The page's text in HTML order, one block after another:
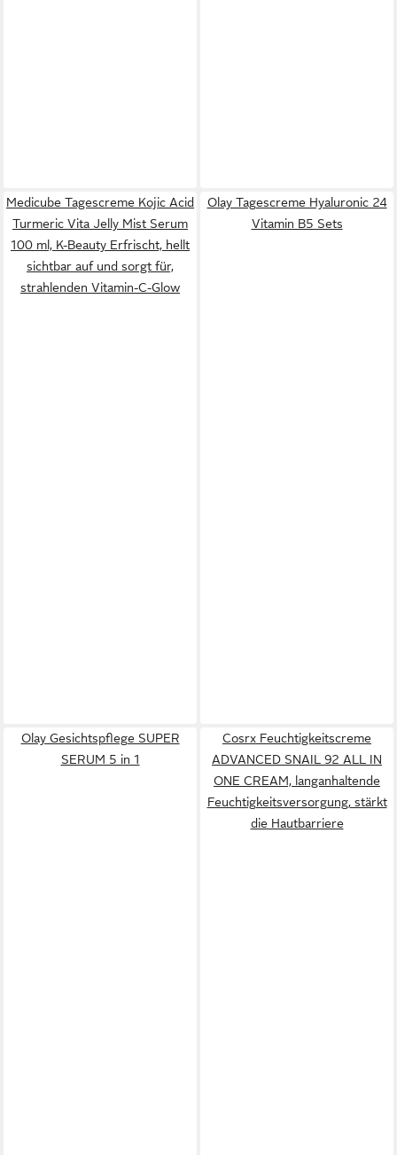
Medicube Tagescreme Kojic Acid
Turmeric Vita Jelly Mist Serum
100 ml, K-Beauty Erfrischt, hellt
sichtbar auf und sorgt für,
strahlenden Vitamin-C-Glow
Olay Tagescreme Hyaluronic 24
Vitamin B5 Sets
Olay Gesichtspflege SUPER
SERUM 5 in 1
Cosrx Feuchtigkeitscreme
ADVANCED SNAIL 92 ALL IN
ONE CREAM, langanhaltende
Feuchtigkeitsversorgung, stärkt
die Hautbarriere